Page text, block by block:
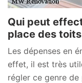
Qui peut
place des
Les dépenses en
effet, il est très
régler ce genre